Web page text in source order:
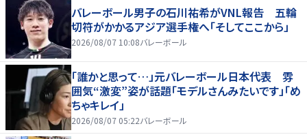
バレーボール男子の石川祐希がVNL報告 五輪
切符がかかるアジア選手権へ「そしてここから」
2026/08/07 10:08バレーボール
「誰かと思って…」元バレーボール日本代表 雰
囲気“激変”姿が話題「モデルさんみたいです」「め
ちゃキレイ」
2026/08/07 05:22バレーボール